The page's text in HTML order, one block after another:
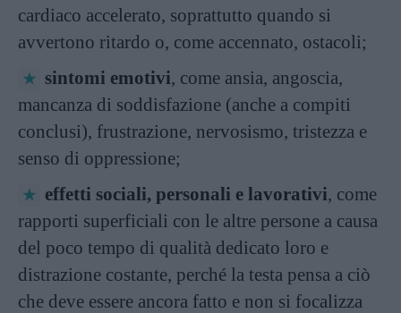
cardiaco accelerato, soprattutto quando si
avvertono ritardo o, come accennato, ostacoli;
sintomi emotivi, come ansia, angoscia,
mancanza di soddisfazione (anche a compiti
conclusi), frustrazione, nervosismo, tristezza e
senso di oppressione;
effetti sociali, personali e lavorativi, come
rapporti superficiali con le altre persone a causa
del poco tempo di qualità dedicato loro e
distrazione costante, perché la testa pensa a ciò
che deve essere ancora fatto e non si focalizza